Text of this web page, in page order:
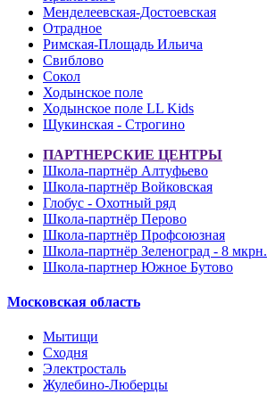
Менделеевская-Достоевская
Отрадное
Римская-Площадь Ильича
Свиблово
Сокол
Ходынское поле
Ходынское поле LL Kids
Щукинская - Строгино
ПАРТНЕРСКИЕ ЦЕНТРЫ
Школа-партнёр Алтуфьево
Школа-партнёр Войковская
Глобус - Охотный ряд
Школа-партнёр Перово
Школа-партнёр Профсоюзная
Школа-партнёр Зеленоград - 8 мкрн.
Школа-партнер Южное Бутово
Московская область
Мытищи
Сходня
Электросталь
Жулебино-Люберцы